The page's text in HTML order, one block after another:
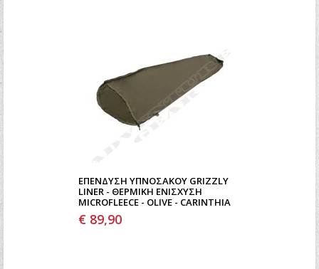
ΕΠΈΝΔΥΣΗ ΥΠΝΌΣΑΚΟΥ GRIZZLY
LINER - ΘΕΡΜΙΚΉ ΕΝΊΣΧΥΣΗ
MICROFLEECE - OLIVE - CARINTHIA
€ 89,90